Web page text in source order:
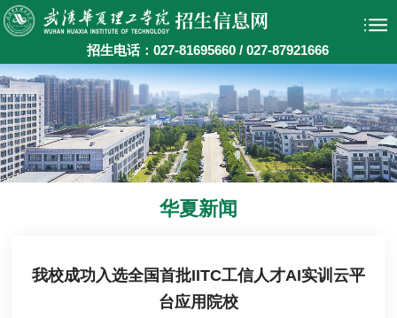
招生电话：027-81695660 / 027-87921666
华夏新闻
我校成功入选全国首批IITC工信人才AI实训云平
台应用院校